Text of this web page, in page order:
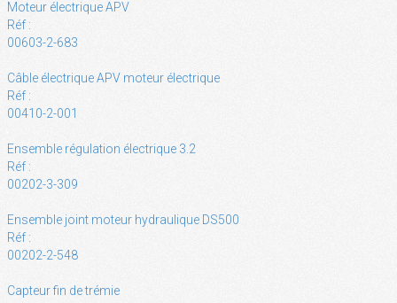
Moteur électrique APV
Réf :
00603-2-683
Câble électrique APV moteur électrique
Réf :
00410-2-001
Ensemble régulation électrique 3.2
Réf :
00202-3-309
Ensemble joint moteur hydraulique DS500
Réf :
00202-2-548
Capteur fin de trémie